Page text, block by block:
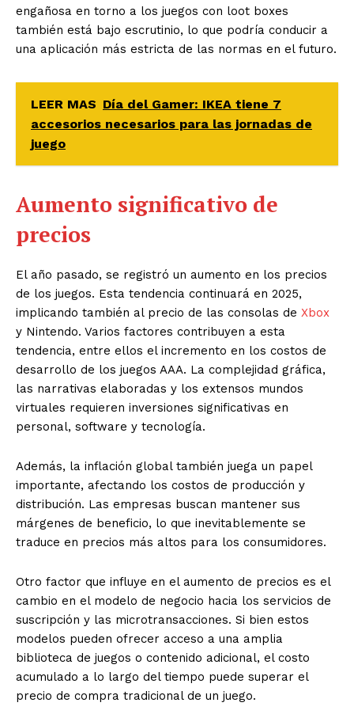
engañosa en torno a los juegos con loot boxes
también está bajo escrutinio, lo que podría conducir a
una aplicación más estricta de las normas en el futuro.
LEER MAS Día del Gamer: IKEA tiene 7
accesorios necesarios para las jornadas de
juego
Aumento significativo de
precios
El año pasado, se registró un aumento en los precios
de los juegos. Esta tendencia continuará en 2025,
implicando también al precio de las consolas de Xbox
y Nintendo. Varios factores contribuyen a esta
tendencia, entre ellos el incremento en los costos de
desarrollo de los juegos AAA. La complejidad gráfica,
las narrativas elaboradas y los extensos mundos
virtuales requieren inversiones significativas en
personal, software y tecnología.
Además, la inflación global también juega un papel
importante, afectando los costos de producción y
distribución. Las empresas buscan mantener sus
márgenes de beneficio, lo que inevitablemente se
traduce en precios más altos para los consumidores.
Otro factor que influye en el aumento de precios es el
cambio en el modelo de negocio hacia los servicios de
suscripción y las microtransacciones. Si bien estos
modelos pueden ofrecer acceso a una amplia
biblioteca de juegos o contenido adicional, el costo
acumulado a lo largo del tiempo puede superar el
precio de compra tradicional de un juego.